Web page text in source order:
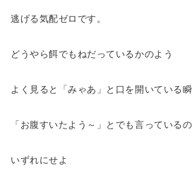
逃げる気配ゼロです。
どうやら餌でもねだっているかのよう
よく見ると「みゃあ」と口を開いている
「お腹すいたよう～」とでも言っている
いずれにせよ